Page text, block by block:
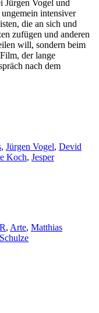
Jürgen Vogel und
intensiver
die an sich und
zufügen und anderen
will, sondern beim
der lange
nach dem
, Jürgen Vogel, Devid
Koch, Jesper
, Arte, Matthias